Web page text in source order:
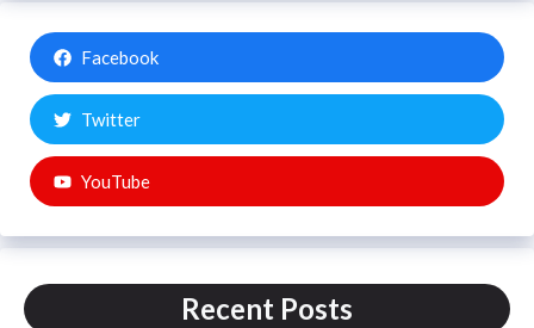
Facebook
Twitter
YouTube
Recent Posts